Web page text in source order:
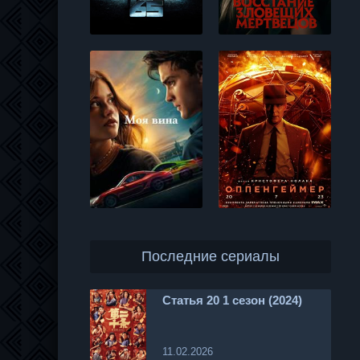
Последние сериалы
Статья 20 1 сезон (2024)
11.02.2026